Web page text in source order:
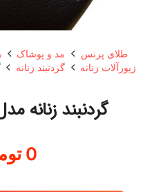
طلای پرنس مد و پوشاک
زیورآلات زنانه
گردنبند زنانه
گردنبند زنانه
0